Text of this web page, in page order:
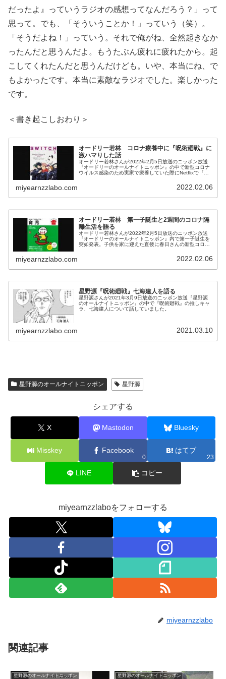
だったよ』っていうラジオの感想ってなんだろう？」って
思って。でも、「そういうことか！」っていう（笑）。
「そうだよね！」っていう。それで俺がね、全然起きなか
ったんだと思うんだよ。もうたぶん疲れに疲れたから。起
こしてくれたんだと思うんだけども。いや、本当にね、で
もよかったです。本当に素敵なラジオでした。楽しかった
です。
＜書き起こしおわり＞
オードリー若林 コロナ療養中に『呪術廻戦』に
激ハマりした話
オードリー若林さんが2022年2月5日放送のニッポン放送
『オードリーのオールナイトニッポン』の中で新型コロナ
ウイルス感染のため実家で療養していた際にNetflixで『呪
miyearnzzlabo.com 2022.02.06
オードリー若林 第一子誕生と2週間のコロナ隔
離生活を語る
オードリー若林さんが2022年2月5日放送のニッポン放送
『オードリーのオールナイトニッポン』内で第一子誕生を
突如発表。子供を家に迎えた直後に春日さんの新型コロナ
miyearnzzlabo.com 2022.02.06
星野源『呪術廻戦』七海建人を語る
星野源さんが2021年3月9日放送のニッポン放送『星野源
のオールナイトニッポン』の中で『呪術廻戦』の推しキャ
ラ、七海建人について話していました。
miyearnzzlabo.com 2021.03.10
星野源のオールナイトニッポン 星野源
シェアする
X Mastodon Bluesky
Misskey Facebook
0
はてブ
23
LINE コピー
miyearnzzlaboをフォローする
miyearnzzlabo
関連記事
星野源のオールナイトニッポン 星野源のオールナイトニッポン